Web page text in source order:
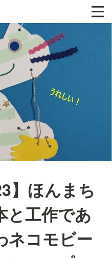
】ほんまち
と工作であ
ネコモビー